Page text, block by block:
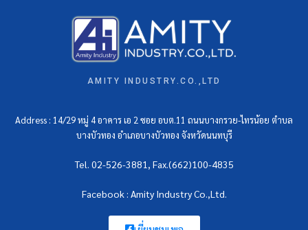
AMITY INDUSTRY.CO.,LTD
Address : 14/29 หมู่ 4 อาคาร เอ 2 ซอย อบต.11 ถนนบางกรวย-ไทรน้อย ตำบล
บางบัวทอง อำเภอบางบัวทอง จังหวัดนนทบุรี
Tel. 02-526-3881, Fax.(662)100-4835
Facebook : Amity Industry Co.,Ltd.